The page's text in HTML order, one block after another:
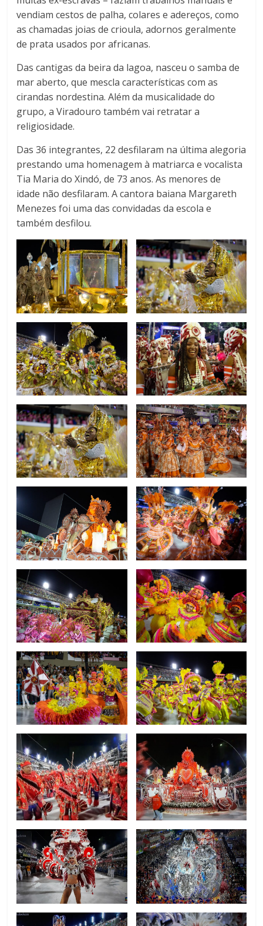
vendiam cestos de palha, colares e adereços, como
as chamadas joias de crioula, adornos geralmente
de prata usados por africanas.
Das cantigas da beira da lagoa, nasceu o samba de
mar aberto, que mescla características com as
cirandas nordestina. Além da musicalidade do
grupo, a Viradouro também vai retratar a
religiosidade.
Das 36 integrantes, 22 desfilaram na última alegoria
prestando uma homenagem à matriarca e vocalista
Tia Maria do Xindó, de 73 anos. As menores de
idade não desfilaram. A cantora baiana Margareth
Menezes foi uma das convidadas da escola e
também desfilou.